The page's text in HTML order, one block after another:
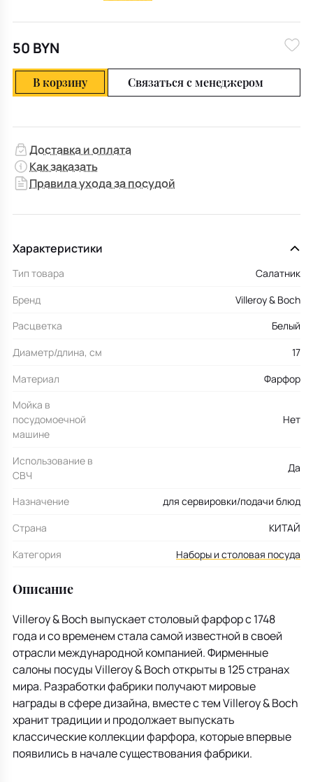
50 BYN
В корзину Связаться с менеджером
Доставка и оплата
Как заказать
Правила ухода за посудой
Характеристики
Тип товара
Салатник
Бренд
Villeroy & Boch
Расцветка
Белый
Диаметр/длина, см
17
Материал
Фарфор
Мойка в
посудомоечной
машине
Нет
Использование в
СВЧ
Да
Назначение
для сервировки/подачи блюд
Страна
КИТАЙ
Категория
Наборы и столовая посуда
Описание
Villeroy & Boch выпускает столовый фарфор с 1748
года и со временем стала самой известной в своей
отрасли международной компанией. Фирменные
салоны посуды Villeroy & Boch открыты в 125 странах
мира. Разработки фабрики получают мировые
награды в сфере дизайна, вместе с тем Villeroy & Boch
хранит традиции и продолжает выпускать
классические коллекции фарфора, которые впервые
появились в начале существования фабрики.